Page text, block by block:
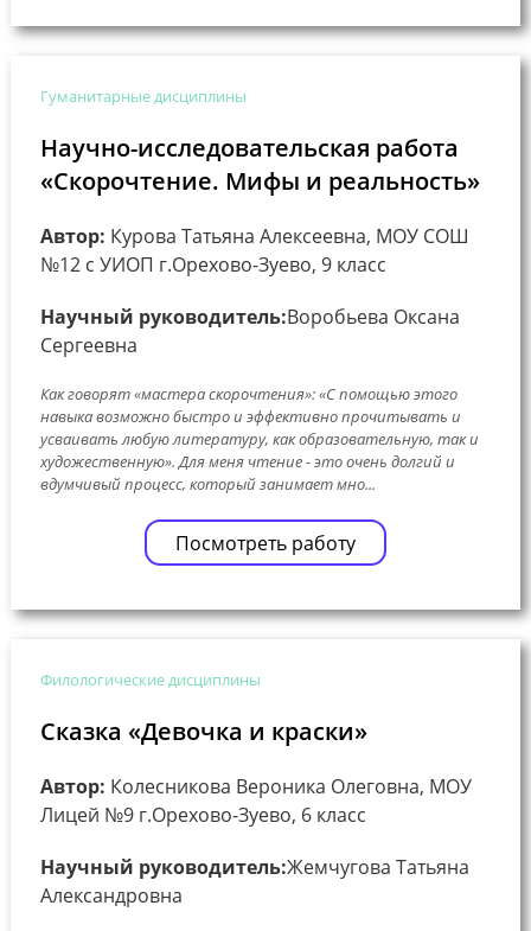
Гуманитарные дисциплины
Научно-исследовательская работа
«Скорочтение. Мифы и реальность»
Автор: Курова Татьяна Алексеевна, МОУ СОШ
№12 с УИОП г.Орехово-Зуево, 9 класс
Научный руководитель:Воробьева Оксана
Сергеевна
Как говорят «мастера скорочтения»: «С помощью этого
навыка возможно быстро и эффективно прочитывать и
усваивать любую литературу, как образовательную, так и
художественную». Для меня чтение - это очень долгий и
вдумчивый процесс, который занимает мно...
Посмотреть работу
Филологические дисциплины
Сказка «Девочка и краски»
Автор: Колесникова Вероника Олеговна, МОУ
Лицей №9 г.Орехово-Зуево, 6 класс
Научный руководитель:Жемчугова Татьяна
Александровна